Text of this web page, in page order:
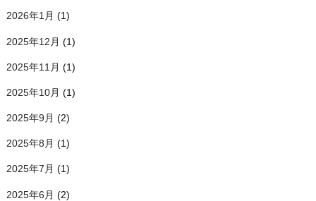
2026年1月 (1)
2025年12月 (1)
2025年11月 (1)
2025年10月 (1)
2025年9月 (2)
2025年8月 (1)
2025年7月 (1)
2025年6月 (2)